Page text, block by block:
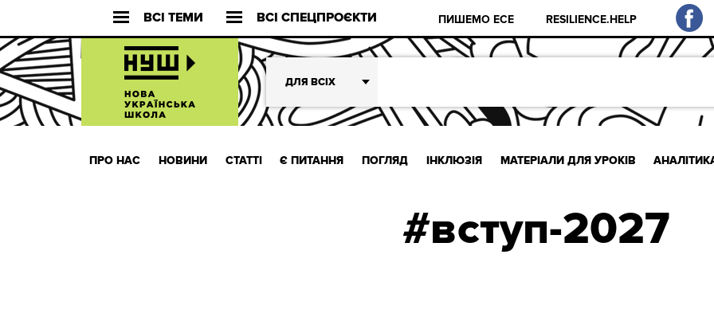
ВСІ ТЕМИ ВСІ СПЕЦПРОЄКТИ ПИШЕМО ЕСЕ RESILIENCE.HELP
ДЛЯ ВСІХ
ПРО НАС НОВИНИ СТАТТІ Є ПИТАННЯ ПОГЛЯД ІНКЛЮЗІЯ МАТЕРІАЛИ ДЛЯ УРОКІВ
#вступ-2027